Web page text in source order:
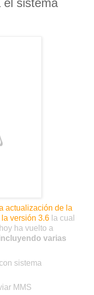
el sistema
actualización de la
versión 3.6 la cual
ha vuelto a
varias
sistema
MMS